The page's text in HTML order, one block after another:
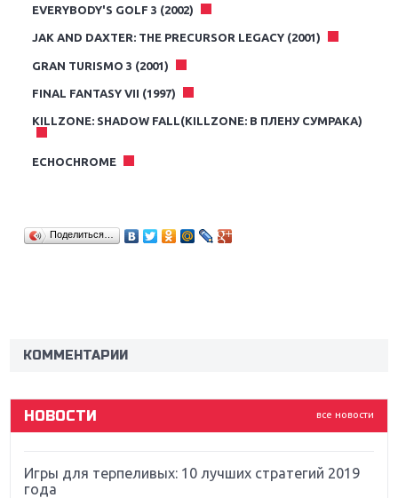
EVERYBODY'S GOLF 3 (2002)
JAK AND DAXTER: THE PRECURSOR LEGACY (2001)
GRAN TURISMO 3 (2001)
FINAL FANTASY VII (1997)
KILLZONE: SHADOW FALL(KILLZONE: В ПЛЕНУ СУМРАКА)
ECHOCHROME
Поделиться…
КОММЕНТАРИИ
все новости
НОВОСТИ
Far Cry 5: хвалить нельзя ругать
Игры для терпеливых: 10 лучших стратегий 2019
года